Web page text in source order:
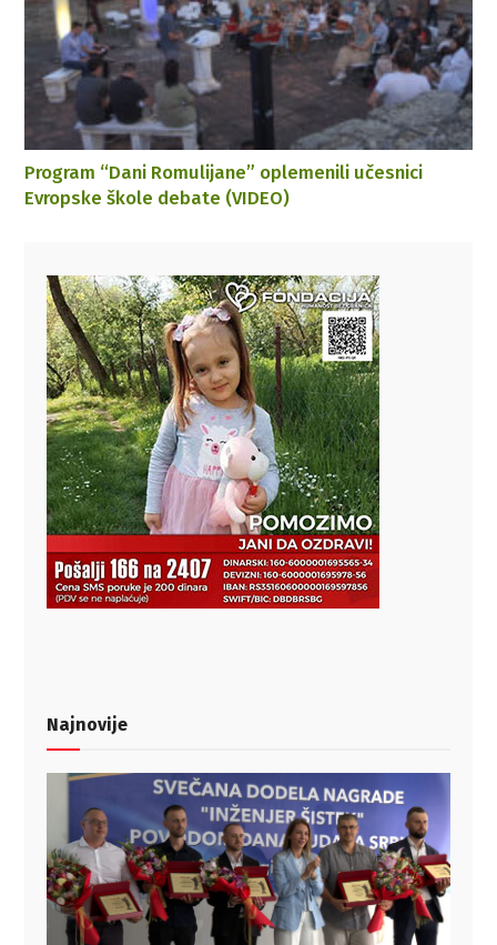
Program “Dani Romulijane” oplemenili učesnici
Evropske škole debate (VIDEO)
Najnovije